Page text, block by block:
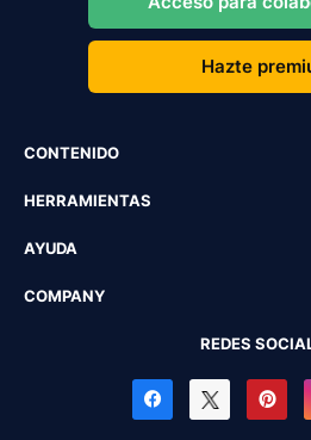
Hazte
CONTENIDO
HERRAMIENTAS
AYUDA
COMPANY
REDES